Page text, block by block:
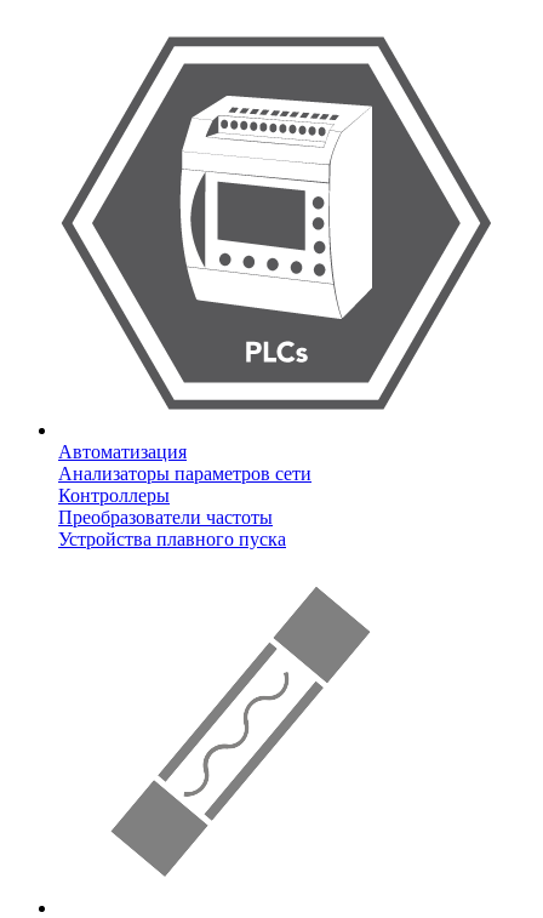
Автоматизация
Анализаторы параметров сети
Контроллеры
Преобразователи частоты
Устройства плавного пуска